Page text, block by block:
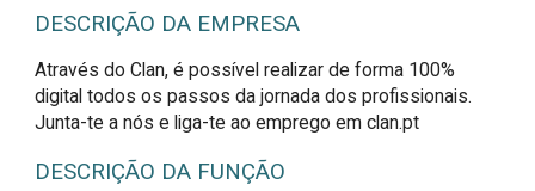
DESCRIÇÃO DA EMPRESA
Através do Clan, é possível realizar de forma 100%
digital todos os passos da jornada dos profissionais.
Junta-te a nós e liga-te ao emprego em clan.pt
DESCRIÇÃO DA FUNÇÃO